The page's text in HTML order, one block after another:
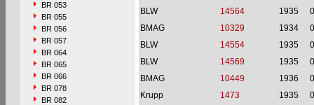
BR 053
BR 055
BR 056
BR 057
BR 064
BR 065
BR 066
BR 078
BR 082
BLW
14564 1935
BMAG
10329 1934
BLW
14554 1935
BLW
14569 1935
BMAG
10449 1936
Krupp
1473 1935